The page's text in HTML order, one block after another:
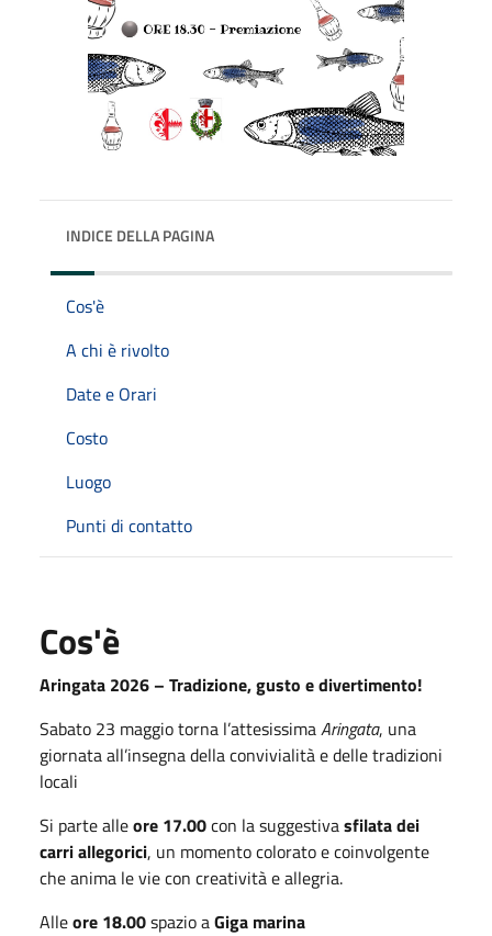
INDICE DELLA PAGINA
Cos'è
A chi è rivolto
Date e Orari
Costo
Luogo
Punti di contatto
Cos'è
Aringata 2026 – Tradizione, gusto e divertimento!
Sabato 23 maggio torna l’attesissimaAringata, una
giornata all’insegna della convivialità e delle tradizioni
locali
Si parte alleore 17.00con la suggestivasfilata dei
carri allegorici, un momento colorato e coinvolgente
che anima le vie con creatività e allegria.
Alleore 18.00spazio aGiga marina